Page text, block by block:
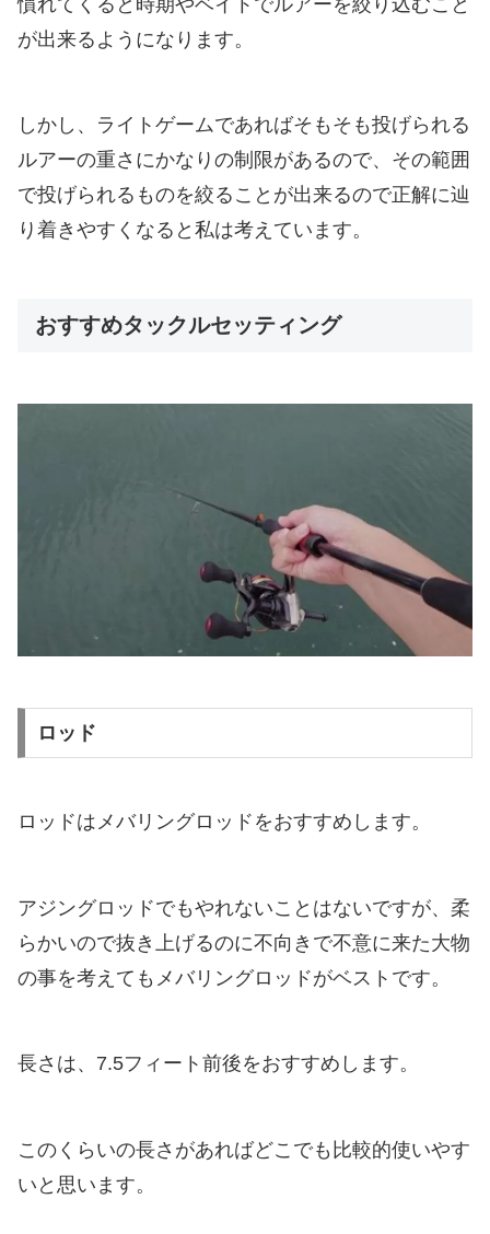
が出来るようになります。
しかし、ライトゲームであればそもそも投げられる
ルアーの重さにかなりの制限があるので、その範囲
で投げられるものを絞ることが出来るので正解に辿
り着きやすくなると私は考えています。
おすすめタックルセッティング
ロッド
ロッドはメバリングロッドをおすすめします。
アジングロッドでもやれないことはないですが、柔
らかいので抜き上げるのに不向きで不意に来た大物
の事を考えてもメバリングロッドがベストです。
長さは、7.5フィート前後をおすすめします。
このくらいの長さがあればどこでも比較的使いやす
いと思います。